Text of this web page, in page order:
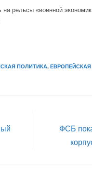
рельсы «военной
ПОЛИТИКА,
ФСБ